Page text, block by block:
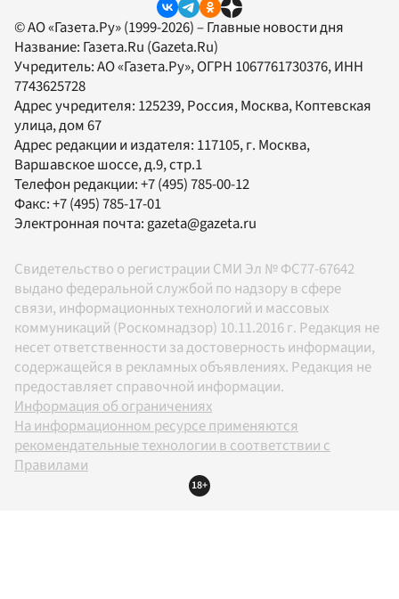
© АО «Газета.Ру» (1999-2026) – Главные новости дня
Название: Газета.Ru (Gazeta.Ru)
Учредитель:АО «Газета.Ру», ОГРН 1067761730376, ИНН
7743625728
Адрес учредителя: 125239, Россия, Москва, Коптевская
улица, дом 67
Адрес редакции и издателя: 117105, г. Москва,
Варшавское шоссе, д.9, стр.1
Телефон редакции:+7 (495) 785-00-12
Факс:+7 (495) 785-17-01
Электронная почта:gazeta@gazeta.ru
Свидетельство о регистрации СМИ Эл № ФС77-67642
выдано федеральной службой по надзору в сфере
связи, информационных технологий и массовых
коммуникаций (Роскомнадзор) 10.11.2016 г. Редакция не
несет ответственности за достоверность информации,
содержащейся в рекламных объявлениях. Редакция не
предоставляет справочной информации.
Информация об ограничениях
На информационном ресурсе применяются
рекомендательные технологии в соответствии с
Правилами
18+